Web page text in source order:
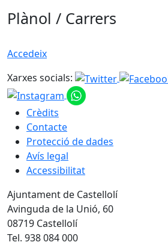
Plànol / Carrers
Accedeix
Xarxes socials:
Crèdits
Contacte
Protecció de dades
Avís legal
Accessibilitat
Ajuntament de Castellolí
Avinguda de la Unió, 60
08719 Castellolí
Tel. 938 084 000